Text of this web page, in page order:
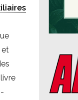
et